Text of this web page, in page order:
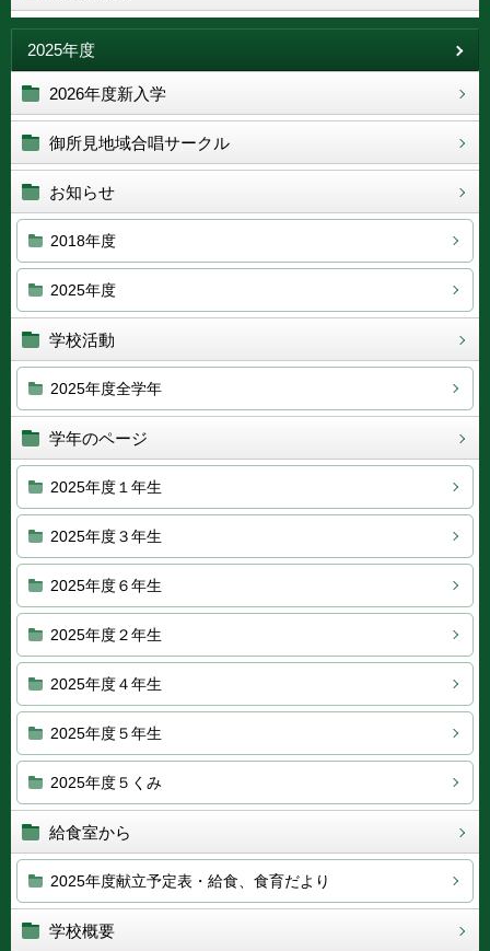
2025年度
2026年度新入学
御所見地域合唱サークル
お知らせ
2018年度
2025年度
学校活動
2025年度全学年
学年のページ
2025年度１年生
2025年度３年生
2025年度６年生
2025年度２年生
2025年度４年生
2025年度５年生
2025年度５くみ
給食室から
2025年度献立予定表・給食、食育だより
学校概要